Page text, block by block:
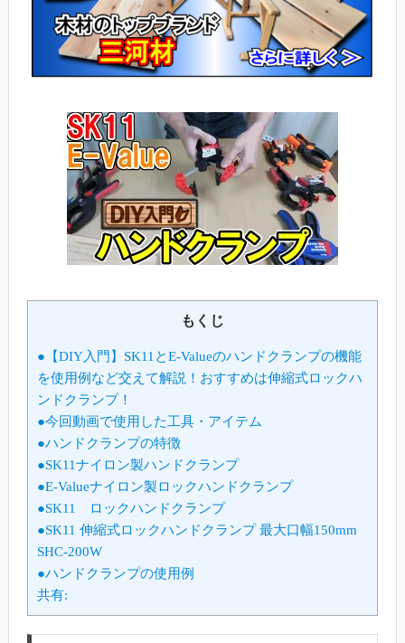
もくじ
●【DIY入門】SK11とE-Valueのハンドクランプの機能
を使用例など交えて解説！おすすめは伸縮式ロックハ
ンドクランプ！
●今回動画で使用した工具・アイテム
●ハンドクランプの特徴
●SK11ナイロン製ハンドクランプ
●E-Valueナイロン製ロックハンドクランプ
●SK11 ロックハンドクランプ
●SK11 伸縮式ロックハンドクランプ 最大口幅150mm
SHC-200W
●ハンドクランプの使用例
共有: